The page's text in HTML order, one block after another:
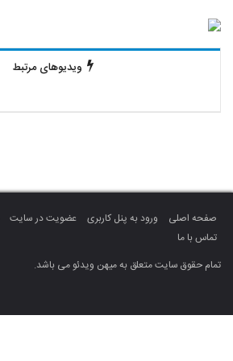
ویدیوهای مرتبط
صفحه اصلی ورود به پنل کاربری عضویت در سایت
تماس با ما
تمام حقوق سایت متعلق به میهن ویدئو می باشد.